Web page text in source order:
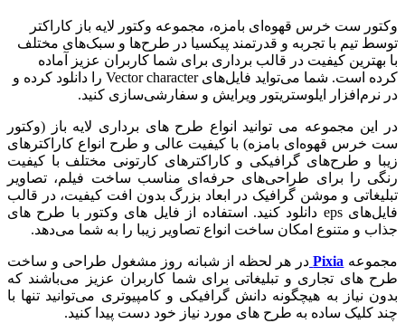
وکتور ست خرس قهوه‌ای بامزه، مجموعه وکتور لایه باز کاراکتر
توسط تیم با تجربه و قدرتمند پیکسیا در طرح‌ها و سبک‌های مختلف
با بهترین کیفیت در قالب برداری برای شما کاربران عزیز آماده
کرده است. شما می‌تواید فایل‌های Vector character را دانلود کرده و
در نرم‌افزار ایلوستریتور ویرایش و سفارشی‌سازی کنید.
در این مجموعه می توانید انواع طرح های برداری لایه باز (وکتور
ست خرس قهوه‌ای بامزه) با کیفیت عالی و طرح انواع کاراکترهای
زیبا و طرح‌های گرافیکی و کاراکترهای کارتونی مختلف با کیفیت
رنگی را برای طراحی‌های حرفه‌ای مناسب ساخت فیلم، تصاویر
تبلیغاتی و موشن گرافیک در ابعاد بزرگ بدون افت کیفیت، در قالب
فایل‌های eps دانلود کنید. استفاده از فایل های وکتور با طرح های
جذاب و متنوع امکان ساخت انواع تصاویر زیبا را به شما می‌دهد.
مجموعه Pixia در هر لحظه از شبانه روز مشغول طراحی و ساخت
طرح های تجاری و تبلیغاتی برای شما کاربران عزیز می‌باشند که
بدون نیاز به هیچگونه دانش گرافیکی و کامپیوتری می‌توانید تنها با
چند کلیک ساده به طرح های مورد نیاز خود دست پیدا کنید.